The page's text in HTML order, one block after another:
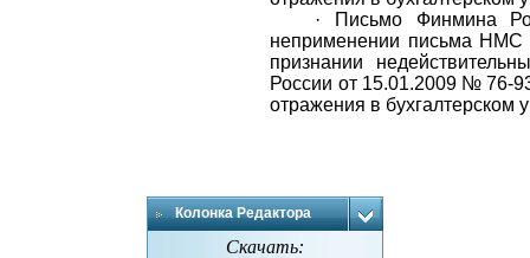
·
Письмо Финмина
неприменении письма
признании
России от 15.01.2009 № 76-
отражения в бухгалтерском
Колонка Редактора
Скачать: